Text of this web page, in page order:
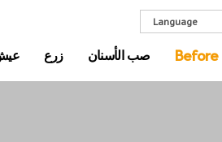
Language
زرع صب الأسنان